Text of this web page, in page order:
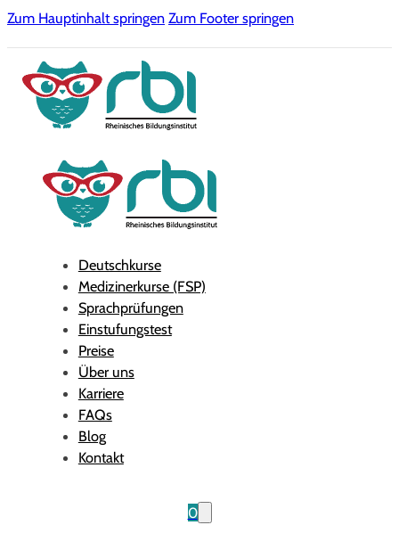
Zum Hauptinhalt springen Zum Footer springen
Deutschkurse
Medizinerkurse (FSP)
Sprachprüfungen
Einstufungstest
Preise
Über uns
Karriere
FAQs
Blog
Kontakt
0